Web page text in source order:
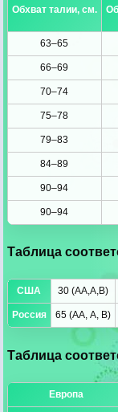
Обхват талии, см.
63–65
66–69
70–74
75–78
79–83
84–89
90–94
90–94
Таблица
США 30 (AA,A,B)
Россия 65 (АА, A, B)
Таблица
Европа